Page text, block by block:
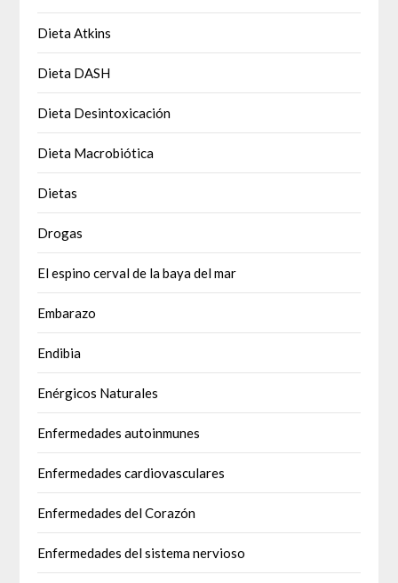
Dieta Atkins
Dieta DASH
Dieta Desintoxicación
Dieta Macrobiótica
Dietas
Drogas
El espino cerval de la baya del mar
Embarazo
Endibia
Enérgicos Naturales
Enfermedades autoinmunes
Enfermedades cardiovasculares
Enfermedades del Corazón
Enfermedades del sistema nervioso